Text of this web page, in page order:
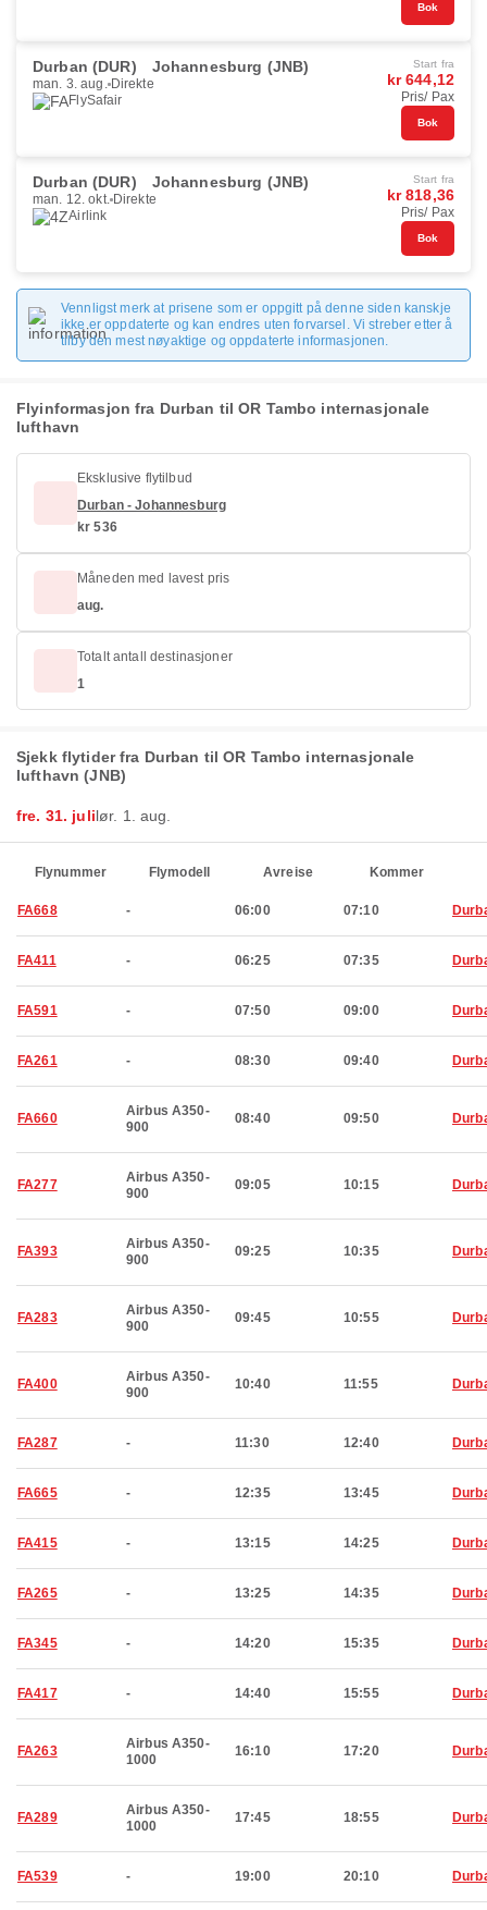
Bok
Durban (DUR) Johannesburg (JNB)
man. 3. aug. Direkte
FlySafair
Start fra
kr 644,12
Pris/ Pax
Bok
Durban (DUR) Johannesburg (JNB)
man. 12. okt. Direkte
Airlink
Start fra
kr 818,36
Pris/ Pax
Bok
Vennligst merk at prisene som er oppgitt på denne siden kanskje
ikke er oppdaterte og kan endres uten forvarsel. Vi streber etter å
tilby den mest nøyaktige og oppdaterte informasjonen.
Flyinformasjon fra Durban til OR Tambo internasjonale
lufthavn
Eksklusive flytilbud
Durban - Johannesburg
kr 536
Måneden med lavest pris
aug.
Totalt antall destinasjoner
1
Sjekk flytider fra Durban til OR Tambo internasjonale
lufthavn (JNB)
fre. 31. julilør. 1. aug.
Flynummer Flymodell Avreise Kommer
FA668 - 06:00 07:10
FA411 - 06:25 07:35
FA591 - 07:50 09:00
FA261 - 08:30 09:40
FA660
Airbus A350-
900
08:40 09:50
FA277
Airbus A350-
900
09:05 10:15
FA393
Airbus A350-
900
09:25 10:35
FA283
Airbus A350-
900
09:45 10:55
FA400
Airbus A350-
900
10:40 11:55
FA287 - 11:30 12:40
FA665 - 12:35 13:45
FA415 - 13:15 14:25
FA265 - 13:25 14:35
FA345 - 14:20 15:35
FA417 - 14:40 15:55
FA263
Airbus A350-
1000
16:10 17:20
FA289
Airbus A350-
1000
17:45 18:55
FA539 - 19:00 20:10